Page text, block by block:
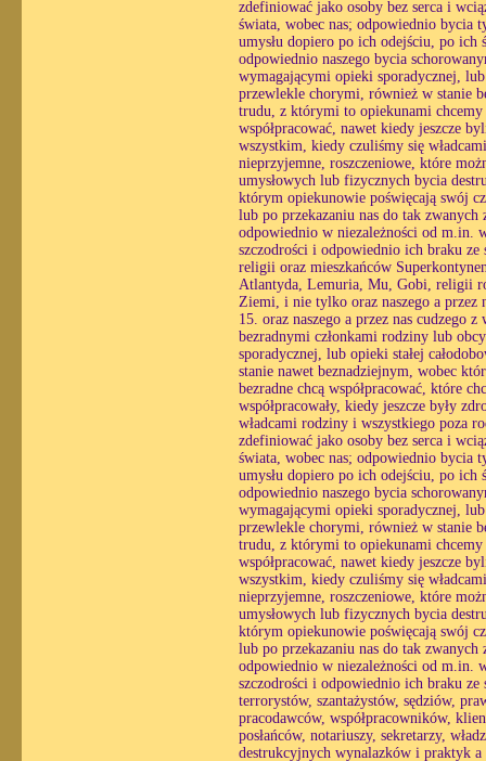
zdefiniować jako osoby bez serca i
świata, wobec nas; odpowiednio bycia
umysłu dopiero po ich odejściu, po ich
odpowiednio naszego bycia
wymagającymi opieki sporadycznej,
przewlekle chorymi, również w stanie
trudu, z którymi to opiekunami
współpracować, nawet kiedy jeszcze
wszystkim, kiedy czuliśmy się
nieprzyjemne, roszczeniowe, które
umysłowych lub fizycznych bycia
którym opiekunowie poświęcają swój
lub po przekazaniu nas do tak
odpowiednio w niezależności od m.in.
szczodrości i odpowiednio ich braku
religii oraz mieszkańców
Atlantyda, Lemuria, Mu, Gobi, religii
Ziemi, i nie tylko oraz naszego a przez
15. oraz naszego a przez nas cudzego
bezradnymi członkami rodziny lub
sporadycznej, lub opieki stałej
stanie nawet beznadziejnym, wobec
bezradne chcą współpracować, które
współpracowały, kiedy jeszcze były
władcami rodziny i wszystkiego poza
zdefiniować jako osoby bez serca i
świata, wobec nas; odpowiednio bycia
umysłu dopiero po ich odejściu, po ich
odpowiednio naszego bycia
wymagającymi opieki sporadycznej,
przewlekle chorymi, również w stanie
trudu, z którymi to opiekunami
współpracować, nawet kiedy jeszcze
wszystkim, kiedy czuliśmy się
nieprzyjemne, roszczeniowe, które
umysłowych lub fizycznych bycia
którym opiekunowie poświęcają swój
lub po przekazaniu nas do tak
odpowiednio w niezależności od m.in.
szczodrości i odpowiednio ich braku
terrorystów, szantażystów, sędziów,
pracodawców, współpracowników,
posłańców, notariuszy, sekretarzy,
destrukcyjnych wynalazków i praktyk